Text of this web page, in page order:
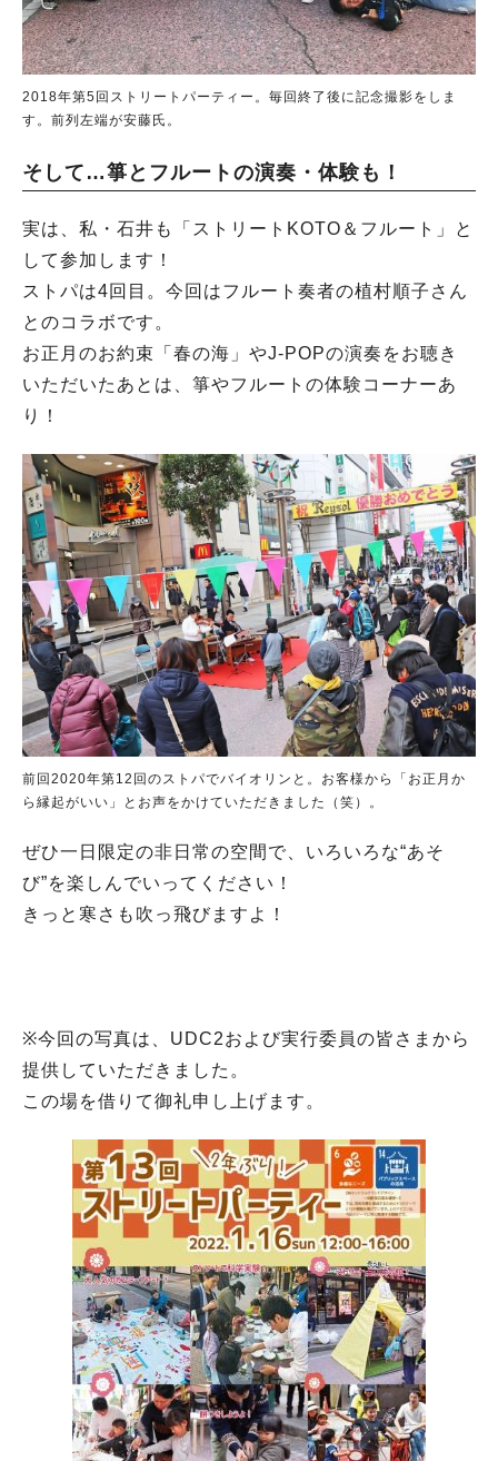
2018年第5回ストリートパーティー。毎回終了後に記念撮影をしま
す。前列左端が安藤氏。
そして…箏とフルートの演奏・体験も！
実は、私・石井も「ストリートKOTO＆フルート」と
して参加します！
ストパは4回目。今回はフルート奏者の植村順子さん
とのコラボです。
お正月のお約束「春の海」やJ-POPの演奏をお聴き
いただいたあとは、箏やフルートの体験コーナーあ
り！
前回2020年第12回のストパでバイオリンと。お客様から「お正月か
ら縁起がいい」とお声をかけていただきました（笑）。
ぜひ一日限定の非日常の空間で、いろいろな“あそ
び”を楽しんでいってください！
きっと寒さも吹っ飛びますよ！
※今回の写真は、UDC2および実行委員の皆さまから
提供していただきました。
この場を借りて御礼申し上げます。